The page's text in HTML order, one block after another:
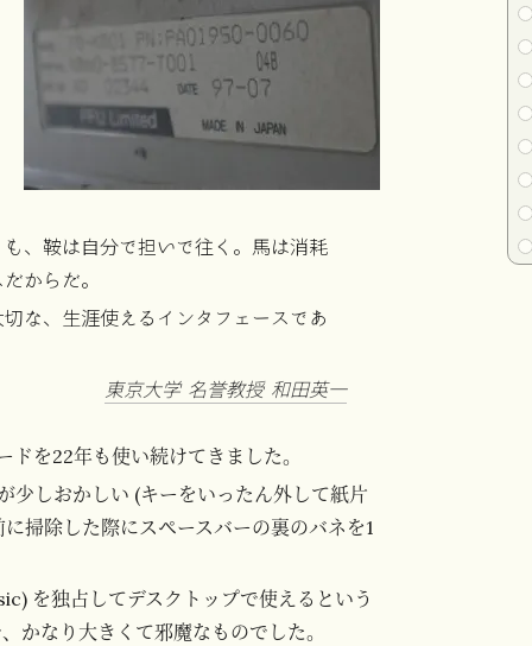
、鞍は自分で担いで往く。馬は消耗
からだ。
な、生涯使えるインタフェースであ
東京大学 名誉教授 和田英一
を22年も使い続けてきました。
少しおかしい (キーをいったん外して紙片
掃除した際にスペースバーの裏のバネを1
を独占してデスクトップで使えるという
かなり大きくて邪魔なものでした。